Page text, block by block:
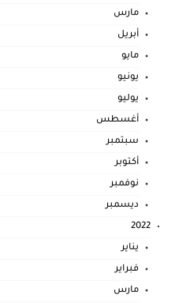
مارس
أبريل
مايو
يونيو
يوليو
أغسطس
سبتمبر
أكتوبر
نوفمبر
ديسمبر
2022
يناير
فبراير
مارس